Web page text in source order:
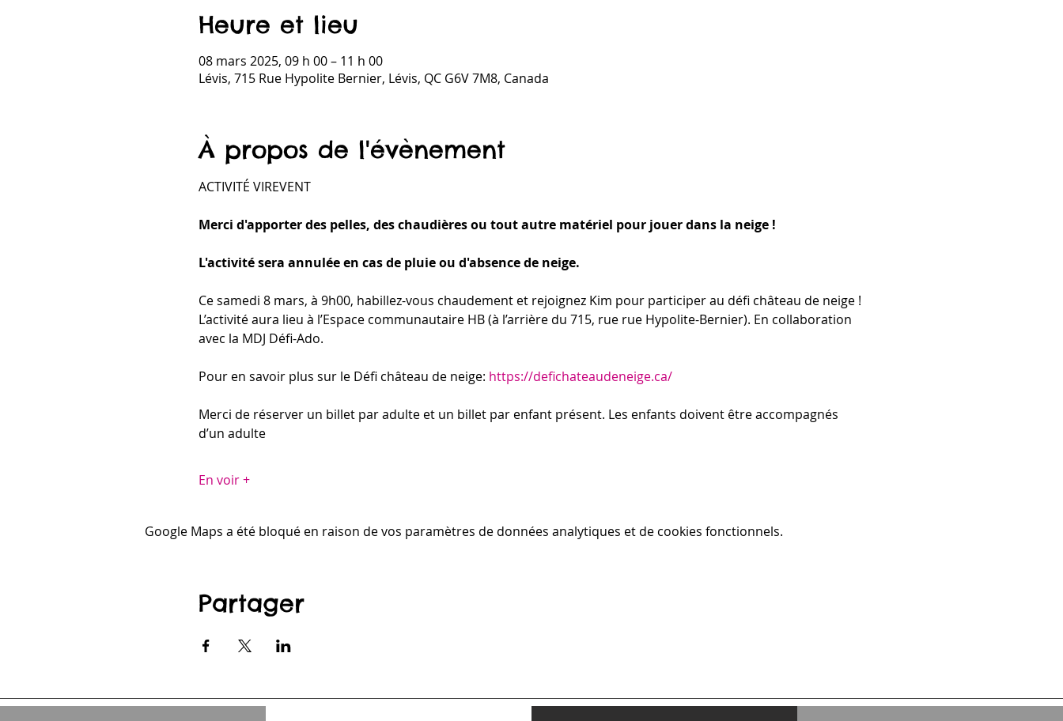
Heure et lieu
08 mars 2025, 09 h 00 – 11 h 00
Lévis, 715 Rue Hypolite Bernier, Lévis, QC G6V 7M8, Canada
À propos de l'évènement
ACTIVITÉ VIREVENT
Merci d'apporter des pelles, des chaudières ou tout autre matériel pour jouer dans la neige !
L'activité sera annulée en cas de pluie ou d'absence de neige.
Ce samedi 8 mars, à 9h00, habillez-vous chaudement et rejoignez Kim pour participer au défi château de neige !
L’activité aura lieu à l’Espace communautaire HB (à l’arrière du 715, rue rue Hypolite-Bernier). En collaboration
avec la MDJ Défi-Ado.
Pour en savoir plus sur le Défi château de neige: https://defichateaudeneige.ca/
Merci de réserver un billet par adulte et un billet par enfant présent. Les enfants doivent être accompagnés
d’un adulte
En voir +
Google Maps a été bloqué en raison de vos paramètres de données analytiques et de cookies fonctionnels.
Partager